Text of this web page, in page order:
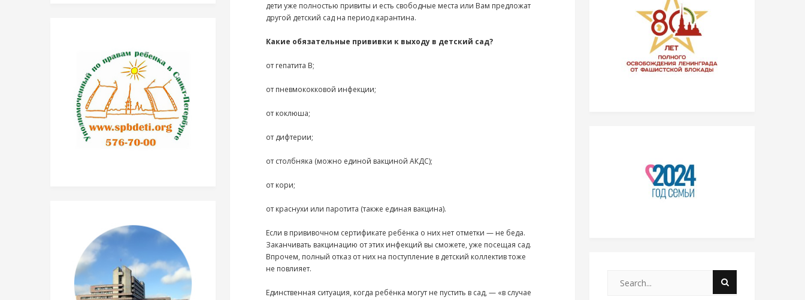
дети уже полностью привиты и есть свободные места или Вам предложат
другой детский сад на период карантина.
Какие обязательные прививки к выходу в детский сад?
от гепатита В;
от пневмококковой инфекции;
от коклюша;
от дифтерии;
от столбняка (можно единой вакциной АКДС);
от кори;
от краснухи или паротита (также единая вакцина).
Если в прививочном сертификате ребёнка о них нет отметки — не беда.
Заканчивать вакцинацию от этих инфекций вы сможете, уже посещая сад.
Впрочем, полный отказ от них на поступление в детский коллектив тоже
не повлияет.
Единственная ситуация, когда ребёнка могут не пустить в сад, — «в случае